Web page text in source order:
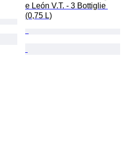
e León V.T. - 3 Bottiglie
(0,75 L)